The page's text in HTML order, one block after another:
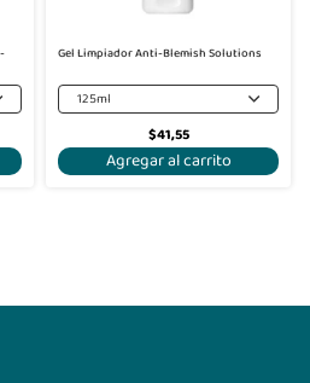
Gel Limpiador Anti-Blemish Solutions
125ml
$41,55
Agregar al carrito